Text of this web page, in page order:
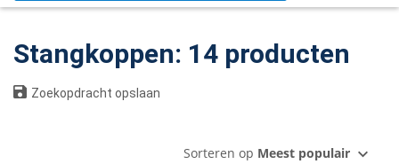
Stangkoppen: 14 producten
Zoekopdracht opslaan
Sorteren op Meest populair